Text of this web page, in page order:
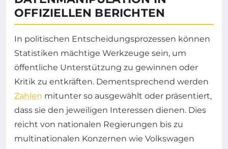
OFFIZIELLEN BERICHTEN
In politischen Entscheidungsprozessen können
Statistiken mächtige Werkzeuge sein, um
öffentliche Unterstützung zu gewinnen oder
Kritik zu entkräften. Dementsprechend werden
Zahlen mitunter so ausgewählt oder präsentiert,
dass sie den jeweiligen Interessen dienen. Dies
reicht von nationalen Regierungen bis zu
multinationalen Konzernen wie Volkswagen